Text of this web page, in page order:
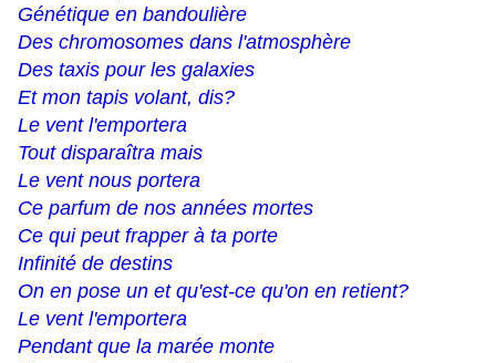
Génétique en bandoulière
Des chromosomes dans l'atmosphère
Des taxis pour les galaxies
Et mon tapis volant, dis?
Le vent l'emportera
Tout disparaîtra mais
Le vent nous portera
Ce parfum de nos années mortes
Ce qui peut frapper à ta porte
Infinité de destins
On en pose un et qu'est-ce qu'on en retient?
Le vent l'emportera
Pendant que la marée monte